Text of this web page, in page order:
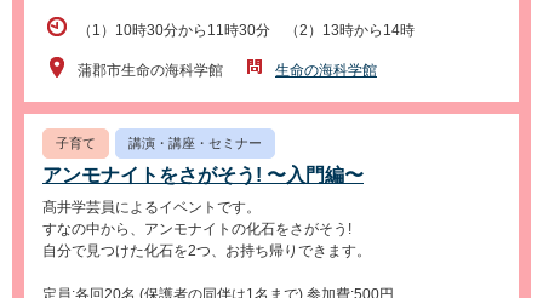
（1）10時30分から11時30分 （2）13時から14時
蒲郡市生命の海科学館 生命の海科学館
子育て 講演・講座・セミナー
アンモナイトをさがそう! 〜入門編〜
髙井学芸員によるイベントです。
すなの中から、アンモナイトの化石をさがそう!
自分で見つけた化石を2つ、お持ち帰りできます。